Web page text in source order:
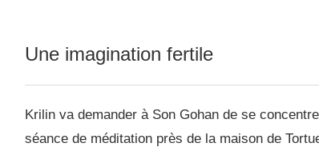
Une imagination fertile
Krilin va demander à Son Gohan de se
séance de méditation près de la maison de